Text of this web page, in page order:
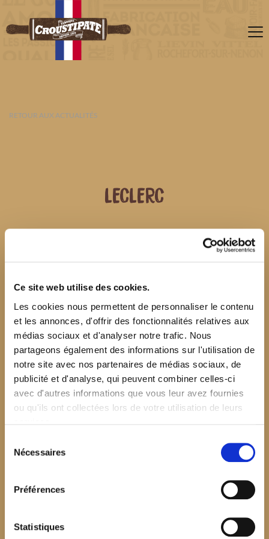
Ce site web utilise des cookies.
Les cookies nous permettent de personnaliser le contenu
et les annonces, d'offrir des fonctionnalités relatives aux
médias sociaux et d'analyser notre trafic. Nous
partageons également des informations sur l'utilisation de
notre site avec nos partenaires de médias sociaux, de
publicité et d'analyse, qui peuvent combiner celles-ci
avec d'autres informations que vous leur avez fournies
ou qu'ils ont collectées lors de votre utilisation de leurs
Nécessaires
Préférences
Statistiques
RETOUR AUX ACTUALITÉS
LECLERC